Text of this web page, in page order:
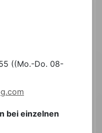
((Mo.-Do. 08-
bei einzelnen